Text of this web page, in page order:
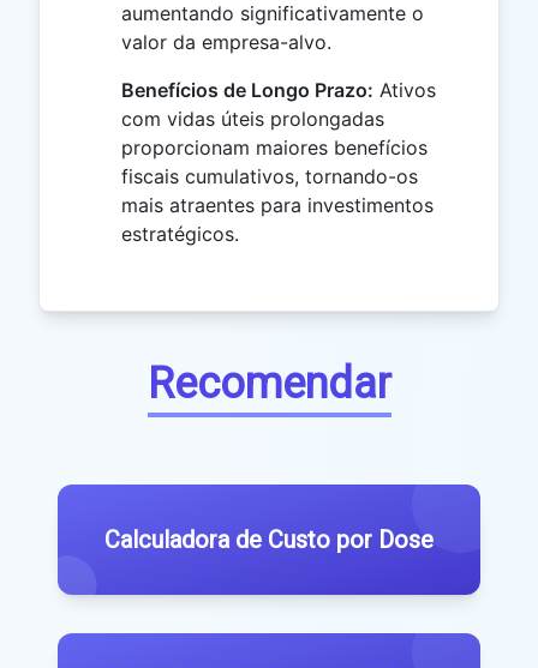
aumentando significativamente o
valor da empresa-alvo.
Benefícios de Longo Prazo: Ativos
com vidas úteis prolongadas
proporcionam maiores benefícios
fiscais cumulativos, tornando-os
mais atraentes para investimentos
estratégicos.
Recomendar
Calculadora de Custo por Dose